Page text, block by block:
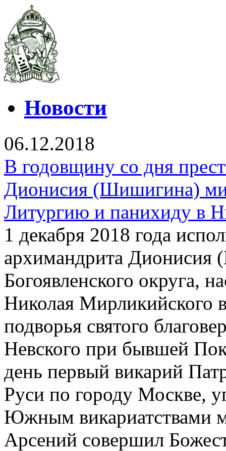
Новости
06.12.2018
В годовщину со дня
Дионисия (Шишигина)
Литургию и панихиду в
1 декабря 2018 года
архимандрита Дионисия
Богоявленского округа,
Николая Мирликийского
подворья святого
Невского при бывшей
день первый викарий
Руси по городу Москве,
Южным викариатствами
Арсений совершил